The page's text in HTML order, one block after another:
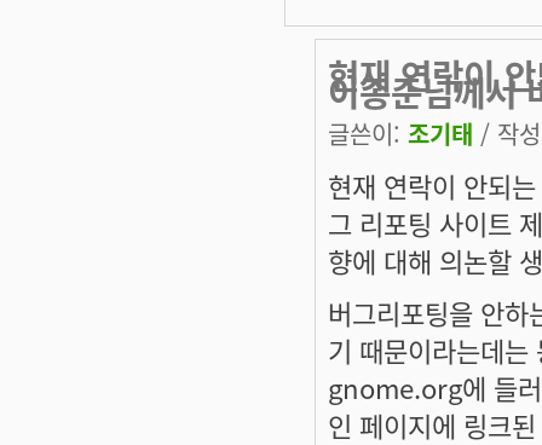
현재 연락이
이종준님께서
글쓴이: 조기태 / 작
현재 연락이 안되
그 리포팅 사이트
향에 대해 의논할
버그리포팅을 안
기 때문이라는데
gnome.org에 들러
인 페이지에 링크